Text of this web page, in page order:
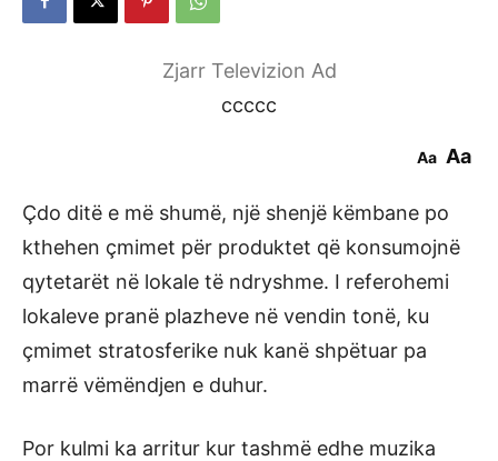
Zjarr Televizion Ad
ccccc
Aa Aa
Çdo ditë e më shumë, një shenjë këmbane po
kthehen çmimet për produktet që konsumojnë
qytetarët në lokale të ndryshme. I referohemi
lokaleve pranë plazheve në vendin tonë, ku
çmimet stratosferike nuk kanë shpëtuar pa
marrë vëmëndjen e duhur.
Por kulmi ka arritur kur tashmë edhe muzika